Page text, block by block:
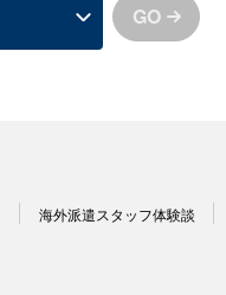
GO
海外派遣スタッフ体験談